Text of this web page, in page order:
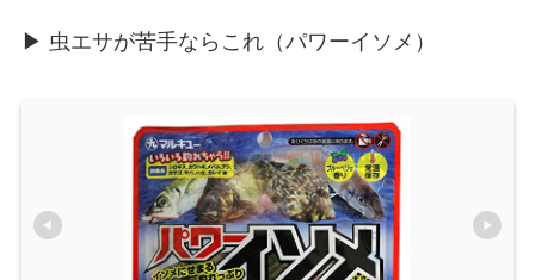
▶ 虫エサが苦手ならこれ（パワーイソメ）